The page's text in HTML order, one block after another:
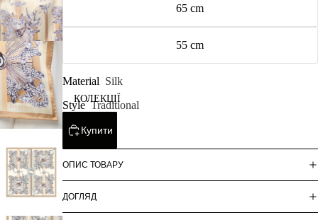
КОЛЕКЦІЇ
65 cm
55 cm
Material Silk
Style Traditional
Купити
ОПИС ТОВАРУ
ДОГЛЯД